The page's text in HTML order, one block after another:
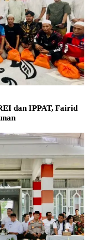
dan IPPAT, Fairid